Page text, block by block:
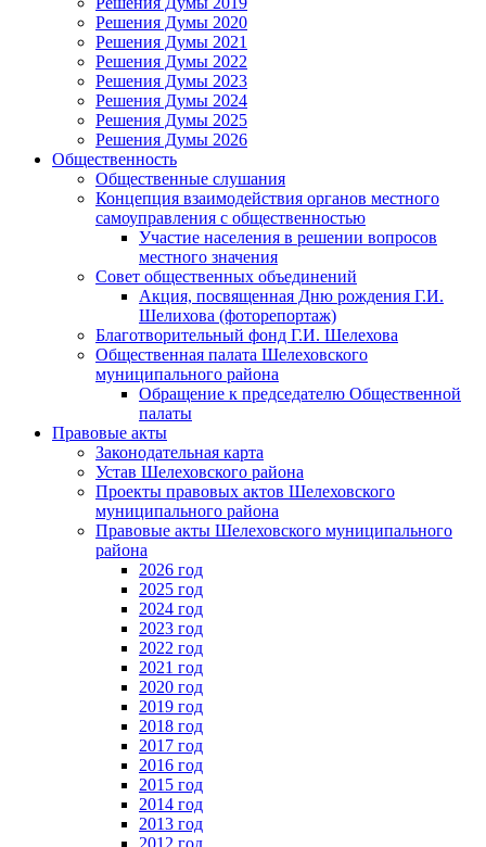
Решения Думы 2020
Решения Думы 2021
Решения Думы 2022
Решения Думы 2023
Решения Думы 2024
Решения Думы 2025
Решения Думы 2026
Общественность
Общественные слушания
Концепция взаимодействия органов местного
самоуправления с общественностью
Участие населения в решении вопросов
местного значения
Совет общественных объединений
Акция, посвященная Дню рождения Г.И.
Шелихова (фоторепортаж)
Благотворительный фонд Г.И. Шелехова
Общественная палата Шелеховского
муниципального района
Обращение к председателю Общественной
палаты
Правовые акты
Законодательная карта
Устав Шелеховского района
Проекты правовых актов Шелеховского
муниципального района
Правовые акты Шелеховского муниципального
района
2026 год
2025 год
2024 год
2023 год
2022 год
2021 год
2020 год
2019 год
2018 год
2017 год
2016 год
2015 год
2014 год
2013 год
2012 год